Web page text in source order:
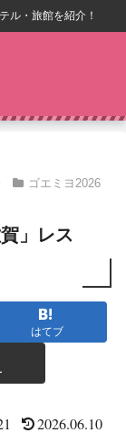
ル・旅館を紹介！
ゴエミヨ2026
」レス
はてブ
2026.06.10